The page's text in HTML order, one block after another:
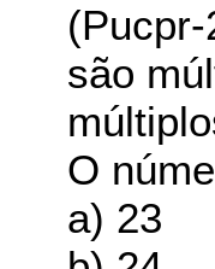
são
O
a) 23